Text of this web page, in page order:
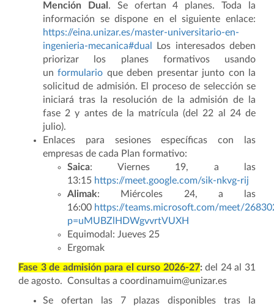
Mención Dual . Se ofertan 4 planes. Toda la
información se dispone en el siguiente enlace:
https://eina.unizar.es/master-universitario-en-
ingenieria-mecanica#dual
Los interesados deben
priorizar los planes formativos usando
unformulario que deben presentar junto con la
solicitud de admisión. El proceso de selección se
iniciará tras la resolución de la admisión de la
fase 2 y antes de la matrícula (del 22 al 24 de
julio).
Enlaces para sesiones específicas con las
empresas de cada Plan formativo:
Saica: Viernes 19, a las
13:15 https://meet.google.com/sik-nkvg-rij
Alimak: Miércoles 24, a las
16:00 https://teams.microsoft.com/meet/
p=uMUBZlHDWgvvrtVUXH
Equimodal: Jueves 25
Ergomak
Fase 3 de admisión para el curso 2026-27:del 24 al 31
de agosto. Consultas a coordinamuim@unizar.es
Se ofertan las 7 plazas disponibles tras la